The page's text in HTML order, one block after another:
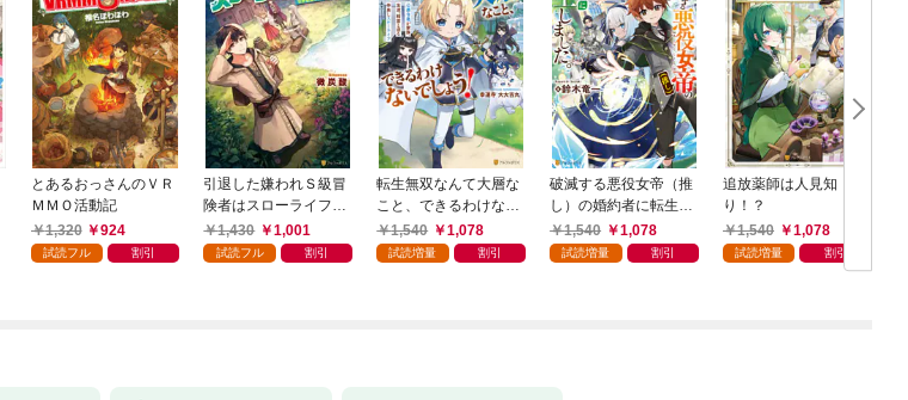
とあるおっさんのＶＲ
ＭＭＯ活動記
1,320
924
試読フル 割引
引退した嫌われＳ級冒
険者はスローライフに
浸りたいのに！ 気が
付いたら辺境が世界最
1,430 1,001
試読フル 割引
転生無双なんて大層な
こと、できるわけない
でしょう！ 公爵令息
が家族、友達、精霊と
1,540 1,078
試読増量 割引
破滅する悪役女帝（推
し）の婚約者に転生し
ました。
1,540 1,078
試読増量 割引
追放薬師は人見知
り！？
1,540
1,078
試読増量 割引